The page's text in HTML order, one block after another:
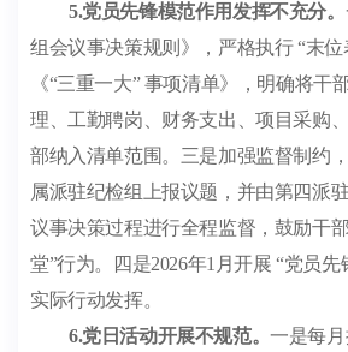
5.党员先锋模范作用发挥不充分。
组会议事决策规则》，严格执行 “末位
《“三重一大”事项清单》，明确将干
理、工勤聘岗、财务支出、项目采购
部纳入清单范围。三是加强监督制约
属派驻纪检组上报议题，并由第四派
议事决策过程进行全程监督，鼓励干
堂”行为。四是2026年1 月开展“党员先
实际行动发挥。
6.党日活动开展不规范。一是每